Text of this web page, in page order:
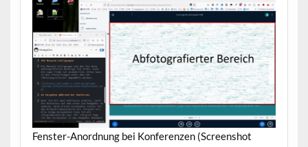
Fenster-Anordnung bei Konferenzen (Screenshot